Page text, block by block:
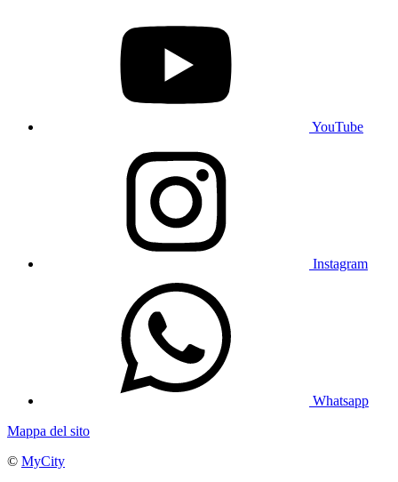
YouTube
Instagram
Whatsapp
Mappa del sito
© MyCity